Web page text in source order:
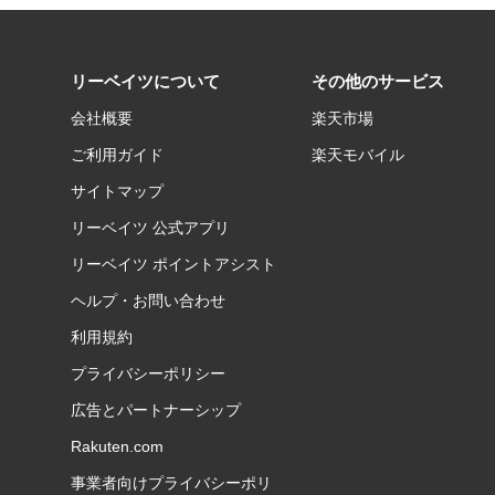
リーベイツについて
会社概要
ご利用ガイド
サイトマップ
リーベイツ 公式アプリ
リーベイツ ポイントアシスト
ヘルプ・お問い合わせ
利用規約
プライバシーポリシー
広告とパートナーシップ
Rakuten.com
事業者向けプライバシーポリ
その他のサービス
楽天市場
楽天モバイル